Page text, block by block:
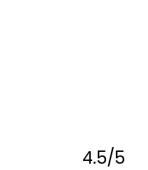
4.5/5